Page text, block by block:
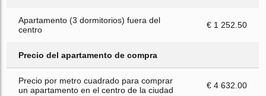
Apartamento (3 dormitorios) fuera del
centro
€ 1 252.50
Precio del apartamento de compra
Precio por metro cuadrado para comprar
un apartamento en el centro de la ciudad
€ 4 632.00